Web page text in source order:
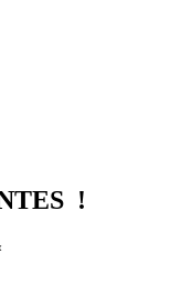
!